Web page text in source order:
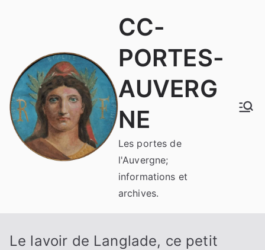
CC-
PORTES-
AUVERG
NE
Les portes de
l'Auvergne;
informations et
archives.
Le lavoir de Langlade, ce petit